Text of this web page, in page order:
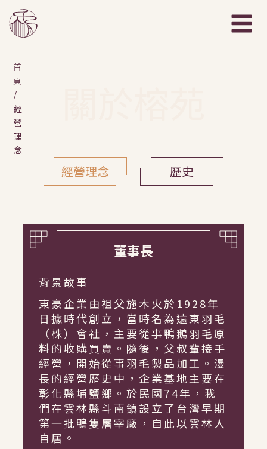
首
頁
/
經
營
理
念
經營理念 歷史
董事長
背景故事
東豪企業由祖父施木火於1928年
日據時代創立，當時名為遠東羽毛
（株）會社，主要從事鴨鵝羽毛原
料的收購買賣。隨後，父叔輩接手
經營，開始從事羽毛製品加工。漫
長的經營歷史中，企業基地主要在
彰化縣埔鹽鄉。於民國74年，我
們在雲林縣斗南鎮設立了台灣早期
第一批鴨隻屠宰廠，自此以雲林人
自居。